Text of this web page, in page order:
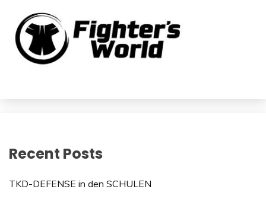
Recent Posts
TKD-DEFENSE in den SCHULEN